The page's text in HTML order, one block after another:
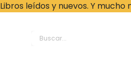
Libros leídos y nuevos. Y mucho